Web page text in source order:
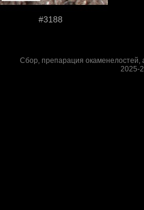
#3188
Сбор, препарация окаменелостей,
2025-